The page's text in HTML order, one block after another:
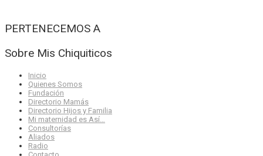
PERTENECEMOS A
Sobre Mis Chiquiticos
Inicio
Quienes Somos
Fundación
Directorio Mamás
Directorio Hijos y Familia
Mi maternidad es Así…
Consultorías
Aliados
Radio